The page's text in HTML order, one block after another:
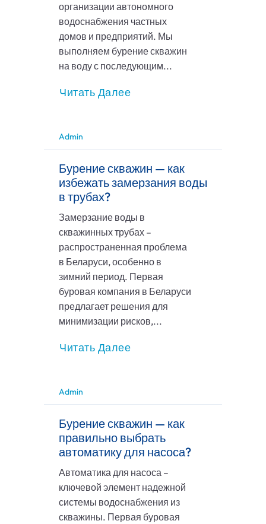
организации автономного
водоснабжения частных
домов и предприятий. Мы
выполняем бурение скважин
на воду с последующим...
Читать Далее
Admin
Бурение скважин — как
избежать замерзания воды
в трубах?
Замерзание воды в
скважинных трубах –
распространенная проблема
в Беларуси, особенно в
зимний период. Первая
буровая компания в Беларуси
предлагает решения для
минимизации рисков,...
Читать Далее
Admin
Бурение скважин — как
правильно выбрать
автоматику для насоса?
Автоматика для насоса –
ключевой элемент надежной
системы водоснабжения из
скважины. Первая буровая